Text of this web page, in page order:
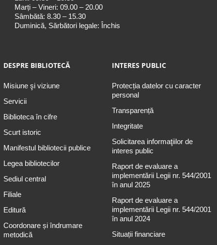
Marți – Vineri: 09.00 – 20.00
Sâmbătă: 8.30 – 15.30
Duminică, Sărbători legale: Închis
DESPRE BIBLIOTECĂ
Misiune şi viziune
Servicii
Biblioteca în cifre
Scurt istoric
Manifestul bibliotecii publice
Legea bibliotecilor
Sediul central
Filiale
Editură
Coordonare și îndrumare
metodică
INTERES PUBLIC
Protecția datelor cu caracter
personal
Transparență
Integritate
Solicitarea informaţiilor de
interes public
Raport de evaluare a
implementării Legii nr. 544/2001
în anul 2025
Raport de evaluare a
implementării Legii nr. 544/2001
în anul 2024
Situații financiare